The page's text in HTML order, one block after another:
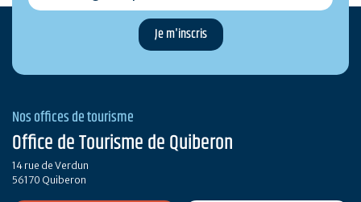
Nos offices de tourisme
Office de Tourisme de Quiberon
14 rue de Verdun
56170 Quiberon